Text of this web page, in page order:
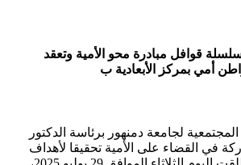
قوافل مبادرة محو الأمية وتعقد
لجامعة دمنهور برئاسة الدكتور
في القضاء على الأمية تحقيقا لأهداف